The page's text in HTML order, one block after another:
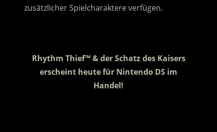
zusätzlicher Spielcharaktere verfügen.
Rhythm Thief™ & der Schatz des Kaisers
erscheint heute für Nintendo DS im
Handel!